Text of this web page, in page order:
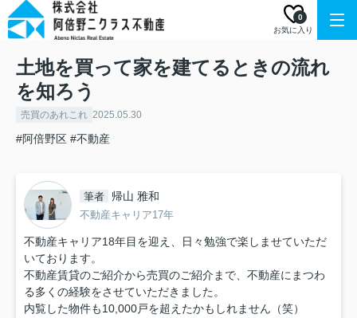
お気に入り
0
土地を買って家を建てるときの流れ
を知ろう
売買のあれこれ 2025.05.30
#阿倍野区 #不動産
筆者 帰山 雅和
不動産キャリア17年
不動産キャリア18年目を迎え、日々勉強で楽しませていただ
いております。
不動産賃貸のご紹介から売買のご紹介まで、不動産にまつわ
る多くの経験をさせていただきました。
内覧した物件も10,000戸を超えたかもしれません（笑）